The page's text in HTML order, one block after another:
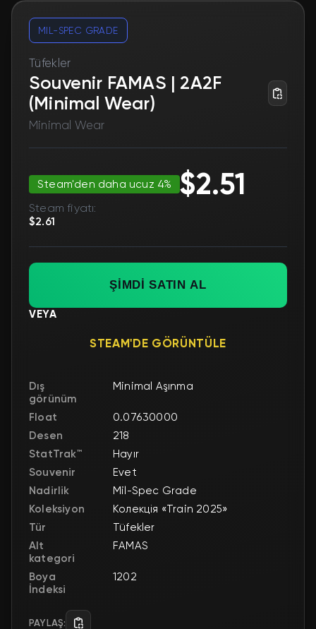
MIL-SPEC GRADE
Tüfekler
Souvenir FAMAS | 2A2F
(Minimal Wear)
Minimal Wear
Steam'den daha ucuz 4% $2.51
Steam fiyatı:
$2.61
ŞİMDİ SATIN AL
VEYA
STEAM'DE GÖRÜNTÜLE
Dış
görünüm
Minimal Aşınma
Float
0.07630000
Desen
218
StatTrak™
Hayır
Souvenir
Evet
Nadirlik
Mil-Spec Grade
Koleksiyon
Колекція «Train 2025»
Tür
Tüfekler
Alt
kategori
FAMAS
Boya
İndeksi
1202
PAYLAŞ: